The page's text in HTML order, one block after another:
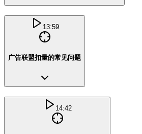
13:59
广告联盟扣量的常见问题
14:42